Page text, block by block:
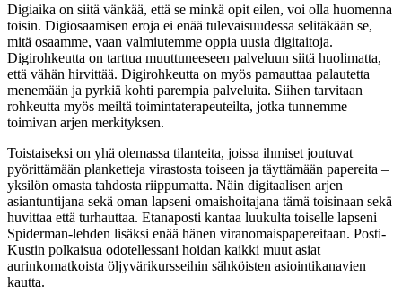
Digiaika on siitä vänkää, että se minkä opit eilen, voi olla huomenna
toisin. Digiosaamisen eroja ei enää tulevaisuudessa selitäkään se,
mitä osaamme, vaan valmiutemme oppia uusia digitaitoja.
Digirohkeutta on tarttua muuttuneeseen palveluun siitä huolimatta,
että vähän hirvittää. Digirohkeutta on myös pamauttaa palautetta
menemään ja pyrkiä kohti parempia palveluita. Siihen tarvitaan
rohkeutta myös meiltä toimintaterapeuteilta, jotka tunnemme
toimivan arjen merkityksen.
Toistaiseksi on yhä olemassa tilanteita, joissa ihmiset joutuvat
pyörittämään planketteja virastosta toiseen ja täyttämään papereita –
yksilön omasta tahdosta riippumatta. Näin digitaalisen arjen
asiantuntijana sekä oman lapseni omaishoitajana tämä toisinaan sekä
huvittaa että turhauttaa. Etanaposti kantaa luukulta toiselle lapseni
Spiderman-lehden lisäksi enää hänen viranomaispapereitaan. Posti-
Kustin polkaisua odotellessani hoidan kaikki muut asiat
aurinkomatkoista öljyvärikursseihin sähköisten asiointikanavien
kautta.